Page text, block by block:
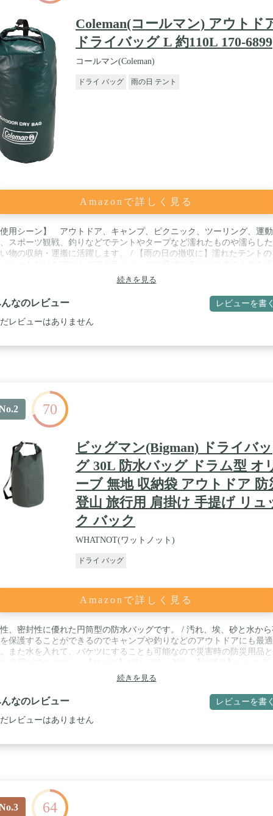
Coleman(コールマン) アウトド
ドライバッグ L 約110L 170-6899
コールマン(Coleman)
ドライ バッグ 雨の日 テント
Amazonで詳しく見る
用シーン】 アウトドア、キャンプ、ピクニック、ツーリング、運動
スポーツ観戦、釣りなどでテントやタープなど濡れたものや濡らした
物の収納・運搬に活躍します。 / 【雨の日の撤収に】濡れたテントの
となく収納することができます。 / 【大容量を簡単運搬】ショルダー
付きで大容量の荷物でも楽に持ち運びができます。(容量：約110L) /
の侵入を防ぐ】 開口部がロールアップできる形状になっているため
調節がしやすく水の侵入を防ぐことができます。 / 【サイズ】使用時
：約φ40×95（h）cm 収納時サイズ：約35×20cm 重量：約770g / 【材
続きを見る
なのレビュー レビューを書く
レビューはありません
70
ビッグマン(Bigman) ドライバッ
グ 30L 防水バッグ ドラム型 オ
ーブ 無地 収納袋 アウトドア 防
登山 旅行用 肩掛け 手提げ リュ
ク バック
WHATNOT(ワットノット)
ドライ バッグ
Amazonで詳しく見る
、密封性に優れた円筒型の防水バッグです。 / 汚れ、埃、砂と水か
保護することができるのでキャンプや釣りなどのアウトドアにも最
また水を入れて、バケツにすることも可能なので災害時の防災用品
ト ※10L・20Lは1本、30Lのみ2本 / ショルダーベルトを装着すること
ョルダーバッグにすることが可能 ※30Lのみリュックにすることが可
続きを見る
なのレビュー レビューを書く
レビューはありません
64